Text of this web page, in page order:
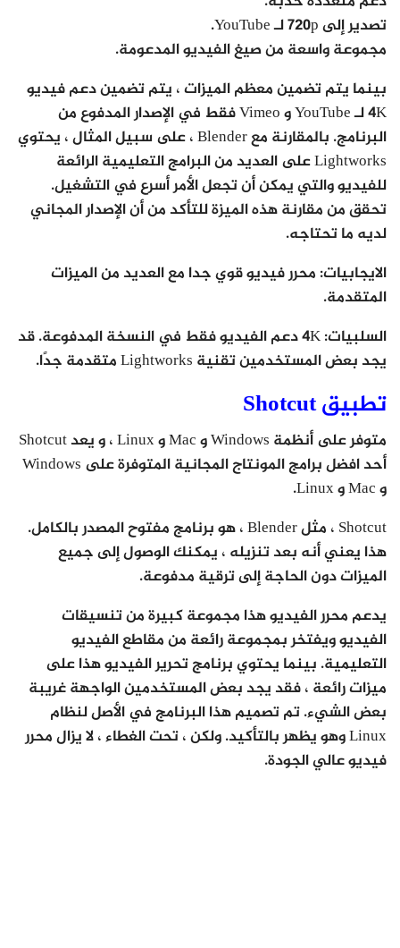
تصدير إلى 720p لـ YouTube.
مجموعة واسعة من صيغ الفيديو المدعومة.
بينما يتم تضمين معظم الميزات ، يتم تضمين دعم فيديو
4K لـ YouTube و Vimeo فقط في الإصدار المدفوع من
البرنامج. بالمقارنة مع Blender ، على سبيل المثال ، يحتوي
Lightworks على العديد من البرامج التعليمية الرائعة
للفيديو والتي يمكن أن تجعل الأمر أسرع في التشغيل.
تحقق من مقارنة هذه الميزة للتأكد من أن الإصدار المجاني
لديه ما تحتاجه.
الايجابيات: محرر فيديو قوي جدا مع العديد من الميزات
المتقدمة.
السلبيات: 4K دعم الفيديو فقط في النسخة المدفوعة. قد
يجد بعض المستخدمين تقنية Lightworks متقدمة جدًا.
تطبيق Shotcut
متوفر على أنظمة Windows و Mac و Linux ، و يعد Shotcut
أحد افضل برامج المونتاج المجانية المتوفرة على Windows
و Mac و Linux.
Shotcut ، مثل Blender ، هو برنامج مفتوح المصدر بالكامل.
هذا يعني أنه بعد تنزيله ، يمكنك الوصول إلى جميع
الميزات دون الحاجة إلى ترقية مدفوعة.
يدعم محرر الفيديو هذا مجموعة كبيرة من تنسيقات
الفيديو ويفتخر بمجموعة رائعة من مقاطع الفيديو
التعليمية. بينما يحتوي برنامج تحرير الفيديو هذا على
ميزات رائعة ، فقد يجد بعض المستخدمين الواجهة غريبة
بعض الشيء. تم تصميم هذا البرنامج في الأصل لنظام
Linux وهو يظهر بالتأكيد. ولكن ، تحت الغطاء ، لا يزال محرر
فيديو عالي الجودة.